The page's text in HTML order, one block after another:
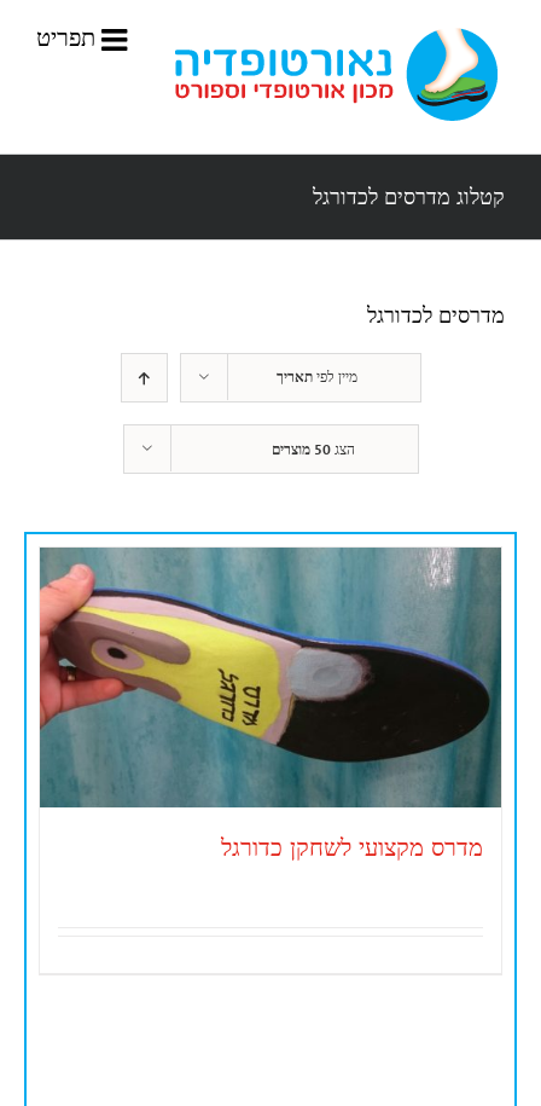
קטלוג מדרסים לכדורגל
מדרסים לכדורגל
מיין לפיתאריך
הצג50 מוצרים
מדרס מקצועי לשחקן כדורגל